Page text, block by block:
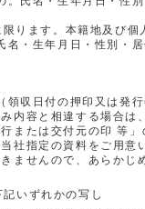
ります。本籍地及び
・生年月日・性別・
収日付の押印又は発
内容と相違する場合
または交付元の印 等
社指定の資料をご用意
ませんので、あらかじ
いずれかの写し